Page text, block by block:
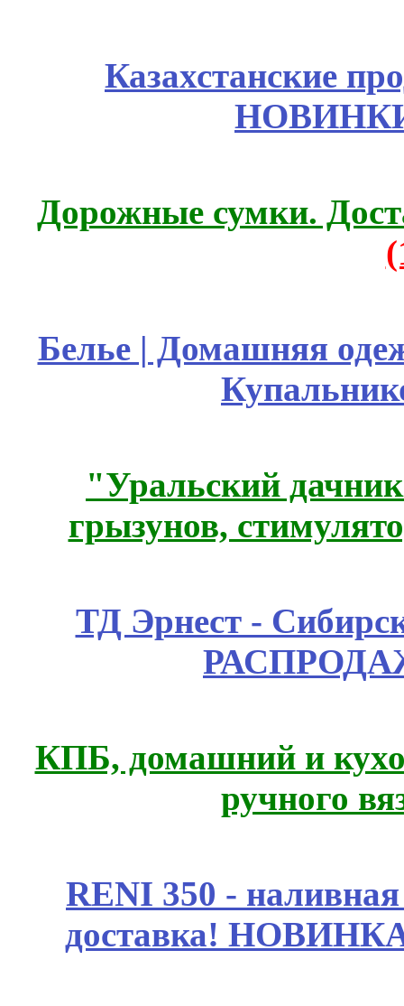
Казахстанские
Дорожные сумки.
Белье | Домашняя
"Уральский
грызунов,
ТД Эрнест -
КПБ, домашний и
ручного
RENI 350 -
доставка!